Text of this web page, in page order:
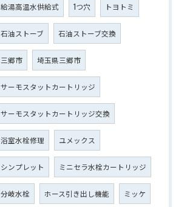
給湯高温水供給式 1つ穴 トヨトミ
石油ストーブ 石油ストーブ交換
三郷市 埼玉県三郷市
サーモスタットカートリッジ
サーモスタットカートリッジ交換
浴室水栓修理 ユメックス
シンプレット ミニセラ水栓カートリッジ
分岐水栓 ホース引き出し機能 ミッケ